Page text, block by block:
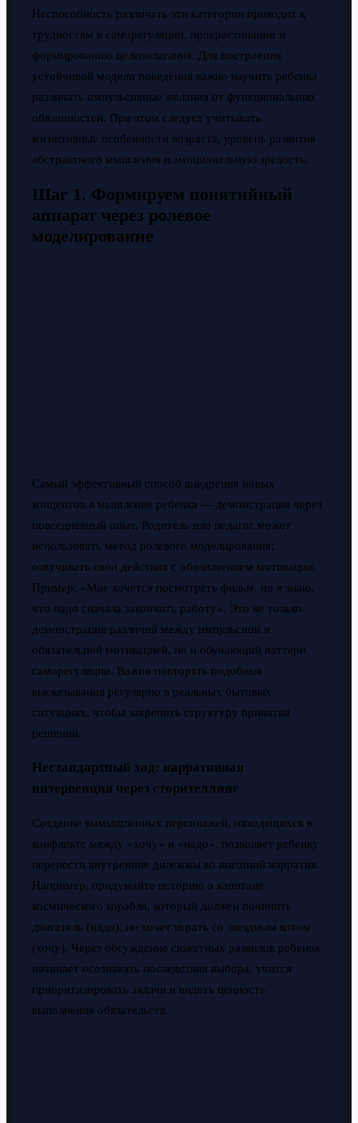
Неспособность различать эти категории приводит к
трудностям в саморегуляции, прокрастинации и
формированию целеполагания. Для построения
устойчивой модели поведения важно научить ребенка
различать импульсивные желания от функциональных
обязанностей. При этом следует учитывать
когнитивные особенности возраста, уровень развития
абстрактного мышления и эмоциональную зрелость.
Шаг 1. Формируем понятийный
аппарат через ролевое
моделирование
Самый эффективный способ внедрения новых
концептов в мышление ребенка — демонстрация через
повседневный опыт. Родитель или педагог может
использовать метод ролевого моделирования:
озвучивать свои действия с обозначением мотивации.
Пример: «Мне хочется посмотреть фильм, но я знаю,
что надо сначала закончить работу». Это не только
демонстрация различий между импульсной и
обязательной мотивацией, но и обучающий паттерн
саморегуляции. Важно повторять подобные
высказывания регулярно в реальных бытовых
ситуациях, чтобы закрепить структуру принятия
решений.
Нестандартный ход: нарративная
интервенция через сторителлинг
Создание вымышленных персонажей, находящихся в
конфликте между «хочу» и «надо», позволяет ребенку
перенести внутренние дилеммы во внешний нарратив.
Например, придумайте историю о капитане
космического корабля, который должен починить
двигатель (надо), но хочет играть со звездным котом
(хочу). Через обсуждение сюжетных развилок ребенок
начинает осознавать последствия выбора, учится
приоритизировать задачи и видеть ценность
выполнения обязательств.